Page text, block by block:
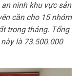
ninh khu vực sản
cần cho 15 nhóm
trong tháng. Tổng
là 73.500.000